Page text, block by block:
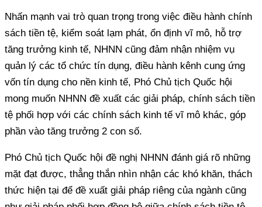
Nhấn mạnh vai trò quan trọng trong việc điều hành chính
sách tiền tệ, kiểm soát lạm phát, ổn định vĩ mô, hỗ trợ
tăng trưởng kinh tế, NHNN cũng đảm nhận nhiệm vụ
quản lý các tổ chức tín dụng, điều hành kênh cung ứng
vốn tín dụng cho nền kinh tế, Phó Chủ tịch Quốc hội
mong muốn NHNN đề xuất các giải pháp, chính sách tiền
tệ phối hợp với các chính sách kinh tế vĩ mô khác, góp
phần vào tăng trưởng 2 con số.
Phó Chủ tịch Quốc hội đề nghị NHNN đánh giá rõ những
mặt đạt được, thẳng thắn nhìn nhận các khó khăn, thách
thức hiện tại để đề xuất giải pháp riêng của ngành cũng